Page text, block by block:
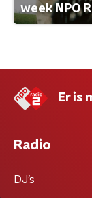
week NPO
Er is
Radio
DJ’s